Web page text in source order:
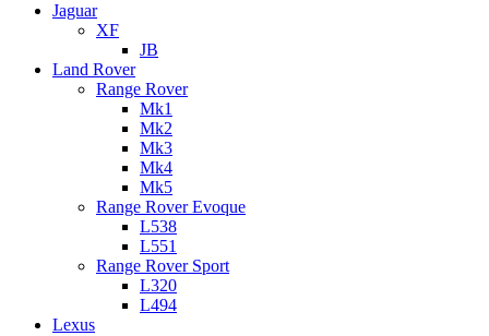
Jaguar
XF
JB
Land Rover
Range Rover
Mk1
Mk2
Mk3
Mk4
Mk5
Range Rover Evoque
L538
L551
Range Rover Sport
L320
L494
Lexus